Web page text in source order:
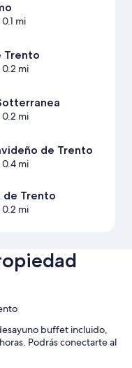
mi
Trento
mi
mi
de Trento
mi
de Trento
mi
buffet incluido,
Podrás conectarte al